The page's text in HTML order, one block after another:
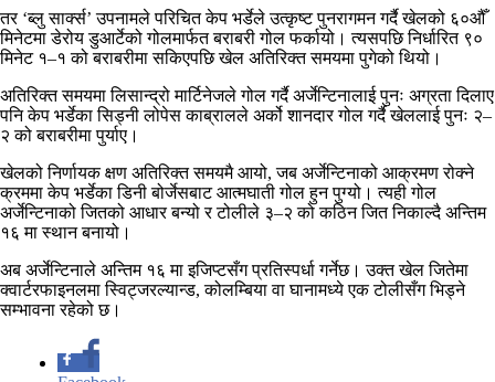
तर ‘ब्लु सार्क्स’ उपनामले परिचित केप भर्डेले उत्कृष्ट पुनरागमन गर्दै खेलको ६०औँ
मिनेटमा डेरोय डुआर्टेको गोलमार्फत बराबरी गोल फर्कायो। त्यसपछि निर्धारित ९०
मिनेट १–१ को बराबरीमा सकिएपछि खेल अतिरिक्त समयमा पुगेको थियो।
अतिरिक्त समयमा लिसान्द्रो मार्टिनेजले गोल गर्दै अर्जेन्टिनालाई पुनः अग्रता दिलाए
पनि केप भर्डेका सिड्नी लोपेस काब्रालले अर्को शानदार गोल गर्दै खेललाई पुनः २–
२ को बराबरीमा पुर्याए।
खेलको निर्णायक क्षण अतिरिक्त समयमै आयो, जब अर्जेन्टिनाको आक्रमण रोक्ने
क्रममा केप भर्डेका डिनी बोर्जेसबाट आत्मघाती गोल हुन पुग्यो। त्यही गोल
अर्जेन्टिनाको जितको आधार बन्यो र टोलीले ३–२ को कठिन जित निकाल्दै अन्तिम
१६ मा स्थान बनायो।
अब अर्जेन्टिनाले अन्तिम १६ मा इजिप्टसँग प्रतिस्पर्धा गर्नेछ। उक्त खेल जितेमा
क्वार्टरफाइनलमा स्विट्जरल्यान्ड, कोलम्बिया वा घानामध्ये एक टोलीसँग भिड्ने
सम्भावना रहेको छ।